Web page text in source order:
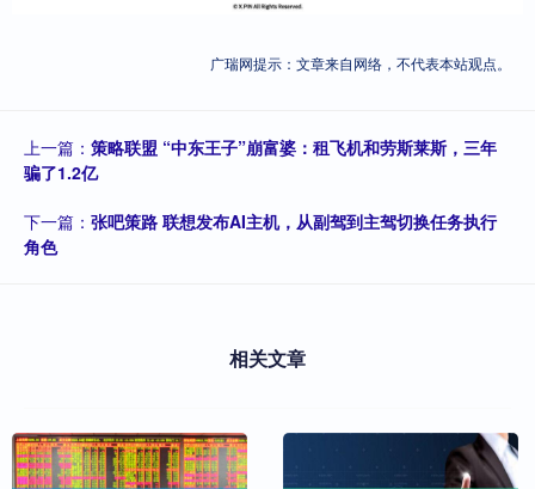
广瑞网提示：文章来自网络，不代表本站观点。
上一篇： 策略联盟 “中东王子”崩富婆：租飞机和劳斯莱斯，三年
骗了1.2亿
下一篇： 张吧策路 联想发布AI主机，从副驾到主驾切换任务执行
角色
相关文章